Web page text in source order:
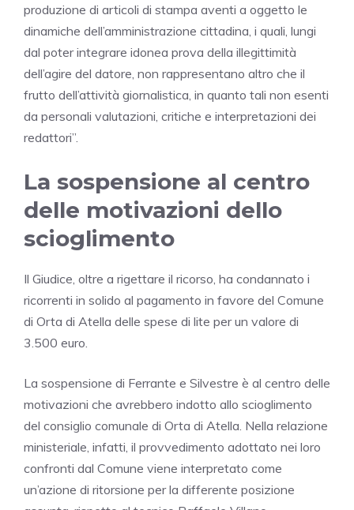
produzione di articoli di stampa aventi a oggetto le
dinamiche dell’amministrazione cittadina, i quali, lungi
dal poter integrare idonea prova della illegittimità
dell’agire del datore, non rappresentano altro che il
frutto dell’attività giornalistica, in quanto tali non esenti
da personali valutazioni, critiche e interpretazioni dei
redattori”.
La sospensione al centro
delle motivazioni dello
scioglimento
Il Giudice, oltre a rigettare il ricorso, ha condannato i
ricorrenti in solido al pagamento in favore del Comune
di Orta di Atella delle spese di lite per un valore di
3.500 euro.
La sospensione di Ferrante e Silvestre è al centro delle
motivazioni che avrebbero indotto allo scioglimento
del consiglio comunale di Orta di Atella. Nella relazione
ministeriale, infatti, il provvedimento adottato nei loro
confronti dal Comune viene interpretato come
un’azione di ritorsione per la differente posizione